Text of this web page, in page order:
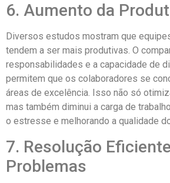
6. Aumento da
Diversos estudos mostram que
tendem a ser mais produtivas. O
responsabilidades e a capacidade de
permitem que os colaboradores se
áreas de excelência. Isso não só
mas também diminui a carga de
o estresse e melhorando a qualidade
7. Resolução
Problemas